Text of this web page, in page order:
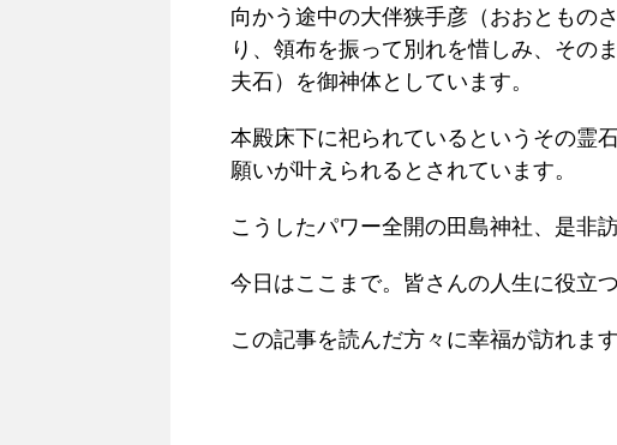
向かう途中の大伴狭手彦（おおともの
り、領布を振って別れを惜しみ、その
夫石）を御神体としています。
本殿床下に祀られているというその霊
願いが叶えられるとされています。
こうしたパワー全開の田島神社、是非
今日はここまで。皆さんの人生に役立
この記事を読んだ方々に幸福が訪れま